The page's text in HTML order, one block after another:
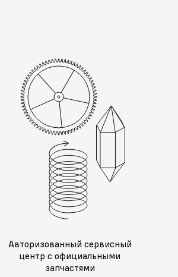
Авторизованный сервисный
центр с официальными
запчастями